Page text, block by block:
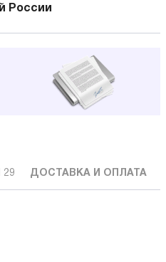
России
29 ДОСТАВКА И ОПЛАТА